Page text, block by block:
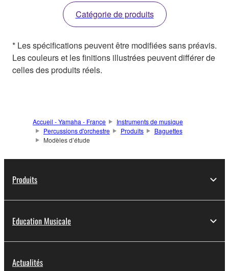
Catégorie de produits
* Les spécifications peuvent être modifiées sans préavis.
Les couleurs et les finitions illustrées peuvent différer de
celles des produits réels.
Accueil - Yamaha - France
Instruments de musique
Percussions d'orchestre
Produits
Baguettes
Modèles d’étude
Produits
Education Musicale
Actualités